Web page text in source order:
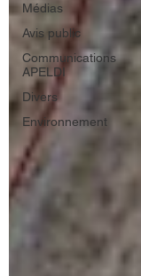
Médias
Avis public
Communications
APELDI
Divers
Environnement